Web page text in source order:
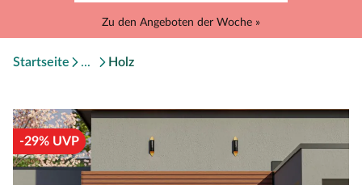
Zu den Angeboten der Woche »
Startseite Holz
-29% UVP